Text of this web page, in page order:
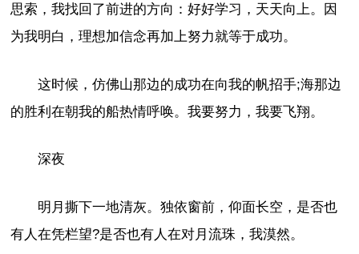
思索，我找回了前进的方向：好好学习，天天向上。因
为我明白，理想加信念再加上努力就等于成功。
这时候，仿佛山那边的成功在向我的帆招手;海那边
的胜利在朝我的船热情呼唤。我要努力，我要飞翔。
深夜
明月撕下一地清灰。独依窗前，仰面长空，是否也
有人在凭栏望?是否也有人在对月流珠，我漠然。